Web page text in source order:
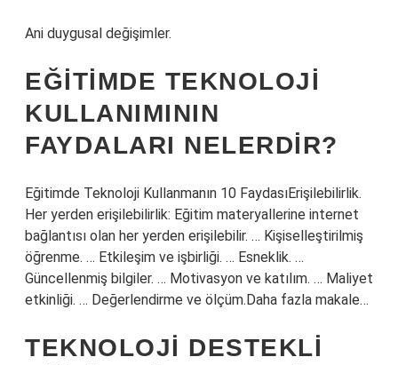
Ani duygusal değişimler.
EĞITIMDE TEKNOLOJI
KULLANIMININ
FAYDALARI NELERDIR?
Eğitimde Teknoloji Kullanmanın 10 FaydasıErişilebilirlik.
Her yerden erişilebilirlik: Eğitim materyallerine internet
bağlantısı olan her yerden erişilebilir. … Kişiselleştirilmiş
öğrenme. … Etkileşim ve işbirliği. … Esneklik. …
Güncellenmiş bilgiler. … Motivasyon ve katılım. … Maliyet
etkinliği. … Değerlendirme ve ölçüm.Daha fazla makale…
TEKNOLOJI DESTEKLI